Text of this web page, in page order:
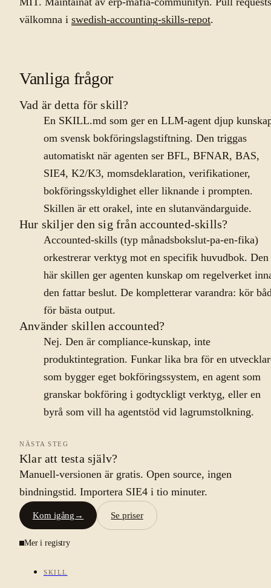
välkomna i swedish-accounting-skills-repot.
Vanliga frågor
Vad är detta för skill?
En SKILL.md som ger en LLM-agent djup
om svensk bokföringslagstiftning. Den triggas
automatiskt när agenten ser BFL, BFNAR, BAS,
SIE4, K2/K3, momsdeklaration, verifikationer,
bokföringsskyldighet eller liknande i prompten.
Skillen är ett orakel, inte en slutanvändarguide.
Hur skiljer den sig från accounted-skills?
Accounted-skills (typ månadsbokslut-pa-en-fika)
orkestrerar verktyg mot en specifik huvudbok. Den
här skillen ger agenten kunskap om regelverket
den fattar beslut. De kompletterar varandra: kör
för bästa output.
Använder skillen accounted?
Nej. Den är compliance-kunskap, inte
produktintegration. Funkar lika bra för en
som bygger eget bokföringssystem, en agent som
granskar bokföring i godtyckligt verktyg, eller en
byrå som vill ha agentstöd vid lagrumstolkning.
NÄSTA STEG
Klar att testa själv?
Manuell-versionen är gratis. Open source, ingen
bindningstid. Importera SIE4 i tio minuter.
Kom igång → Se priser
Mer i registry
SKILL